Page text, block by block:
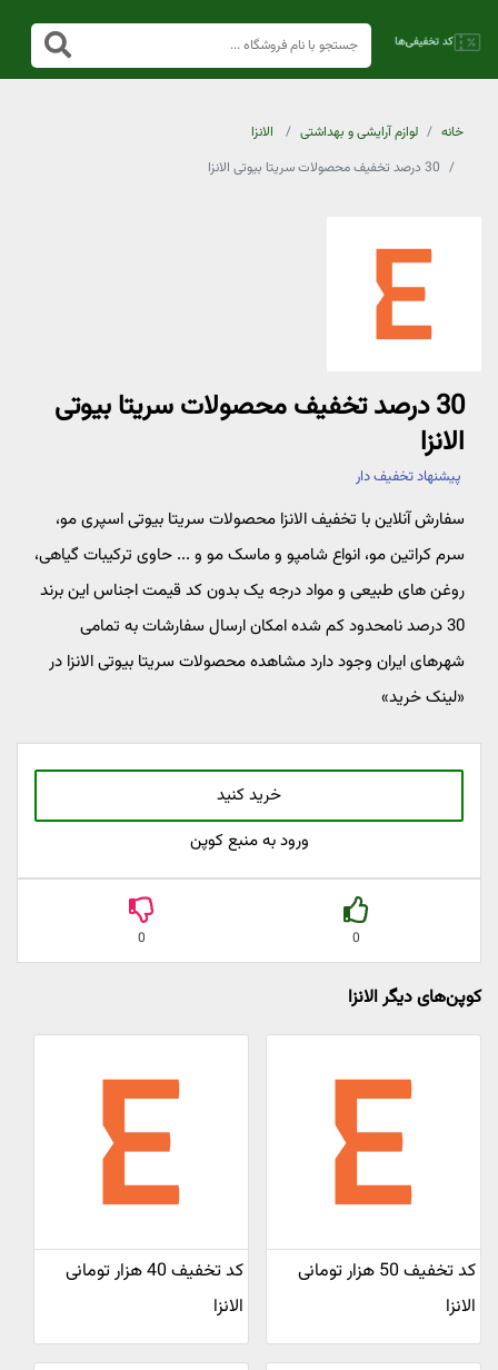
خانه لوازم آرایشی و بهداشتی
الانزا
30 درصد تخفیف محصولات سریتا بیوتی الانزا
30 درصد تخفیف محصولات سریتا بیوتی
الانزا
پیشنهاد تخفیف دار
سفارش آنلاین با تخفیف الانزا محصولات سریتا بیوتی اسپری مو،
سرم کراتین مو، انواع شامپو و ماسک مو و ... حاوی ترکیبات گیاهی،
روغن های طبیعی و مواد درجه یک بدون کد قیمت اجناس این برند
30 درصد نامحدود کم شده امکان ارسال سفارشات به تمامی
شهرهای ایران وجود دارد مشاهده محصولات سریتا بیوتی الانزا در
«لینک خرید»
خرید کنید
ورود به منبع کوپن
0
0
کوپن‌های دیگر الانزا
کد تخفیف 50 هزار تومانی
الانزا
کد تخفیف 40 هزار تومانی
الانزا